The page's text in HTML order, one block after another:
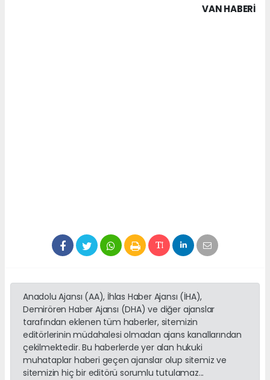
VAN HABERİ
Anadolu Ajansı (AA), İhlas Haber Ajansı (İHA),
Demirören Haber Ajansı (DHA) ve diğer ajanslar
tarafından eklenen tüm haberler, sitemizin
editörlerinin müdahalesi olmadan ajans kanallarından
çekilmektedir. Bu haberlerde yer alan hukuki
muhataplar haberi geçen ajanslar olup sitemiz ve
sitemizin hiç bir editörü sorumlu tutulamaz...